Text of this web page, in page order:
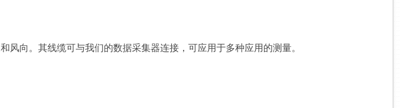
向。其线缆可与我们的数据采集器连接，可应用于多种应用的测量。